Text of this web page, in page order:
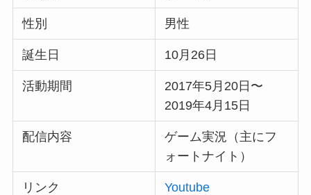
性別 男性
誕生日 10月26日
活動期間
2017年5月20日〜
2019年4月15日
配信内容
ゲーム実況（主にフ
ォートナイト）
リンク Youtube